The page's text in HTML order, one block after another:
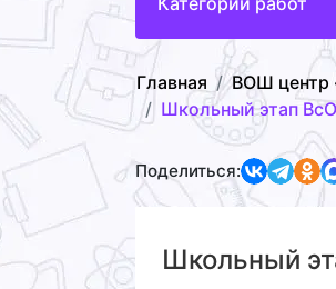
Главная ВОШ центр
Школьный этап
Поделиться:
Школьный